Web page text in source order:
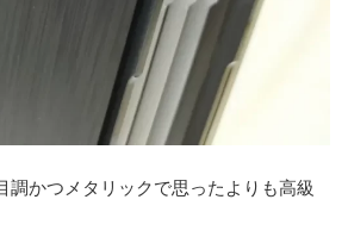
調かつメタリックで思ったよりも高級